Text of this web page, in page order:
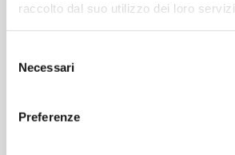
raccolto dal suo utilizzo dei loro servizi.
delNecessari
Preferenze